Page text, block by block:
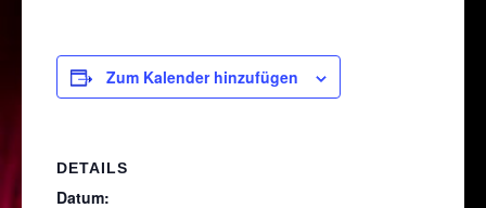
Zum Kalender hinzufügen
DETAILS
Datum: